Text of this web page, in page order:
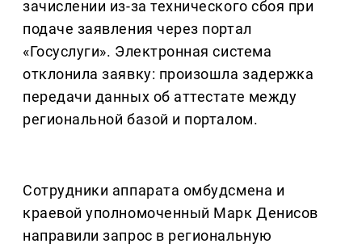
зачислении из-за технического сбоя при
подаче заявления через портал
«Госуслуги». Электронная система
отклонила заявку: произошла задержка
передачи данных об аттестате между
региональной базой и порталом.
Сотрудники аппарата омбудсмена и
краевой уполномоченный Марк Денисов
направили запрос в региональную